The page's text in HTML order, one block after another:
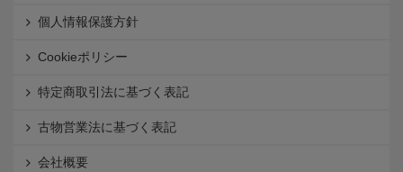
個人情報保護方針
Cookieポリシー
特定商取引法に基づく表記
古物営業法に基づく表記
会社概要